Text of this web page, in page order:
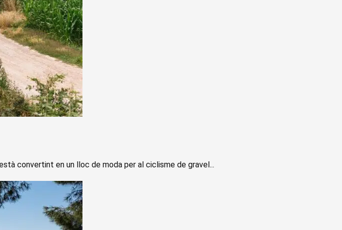
convertint en un lloc de moda per al ciclisme de gravel...